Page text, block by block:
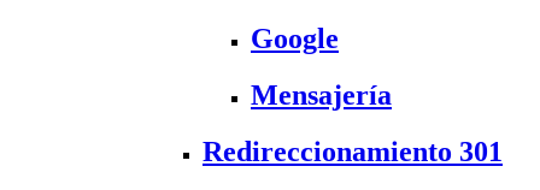
Google
Mensajería
Redireccionamiento 301